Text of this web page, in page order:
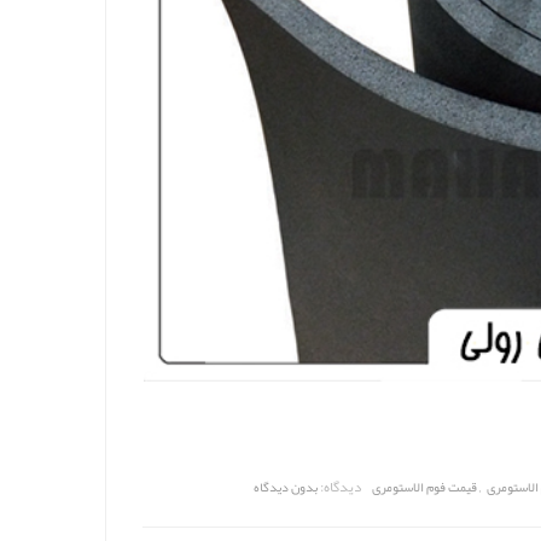
,قیمت فوم الاستومری دیدگاه:بدون دیدگاه